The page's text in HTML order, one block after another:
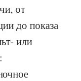
от
до показа
или